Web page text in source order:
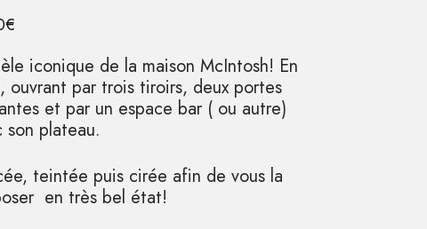
€
iconique de la maison McIntosh! En
ouvrant par trois tiroirs, deux portes
et par un espace bar ( ou autre)
son plateau.
teintée puis cirée afin de vous la
en très bel état!